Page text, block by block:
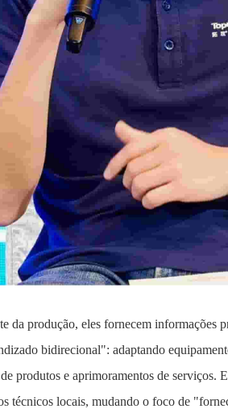
da produção, eles fornecem informações
bidirecional": adaptando
produtos e aprimoramentos de serviços.
técnicos locais, mudando o foco de